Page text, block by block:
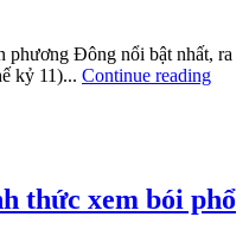
phương Đông nổi bật nhất, ra
kỷ 11)... Continue reading
thức xem bói phổ